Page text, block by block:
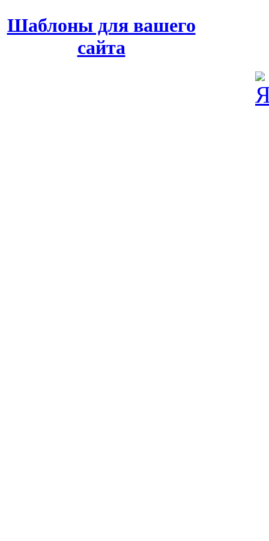
Шаблоны для вашего
сайта